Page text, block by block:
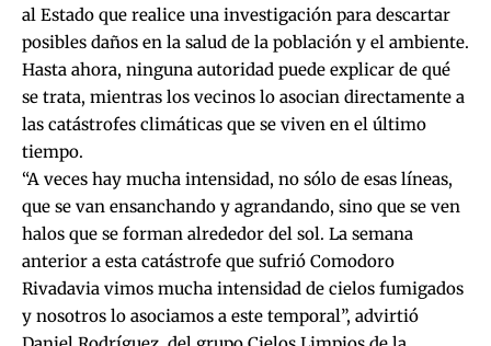
al Estado que realice una investigación para descartar
posibles daños en la salud de la población y el ambiente.
Hasta ahora, ninguna autoridad puede explicar de qué
se trata, mientras los vecinos lo asocian directamente a
las catástrofes climáticas que se viven en el último
tiempo.
“A veces hay mucha intensidad, no sólo de esas líneas,
que se van ensanchando y agrandando, sino que se ven
halos que se forman alrededor del sol. La semana
anterior a esta catástrofe que sufrió Comodoro
Rivadavia vimos mucha intensidad de cielos fumigados
y nosotros lo asociamos a este temporal”, advirtió